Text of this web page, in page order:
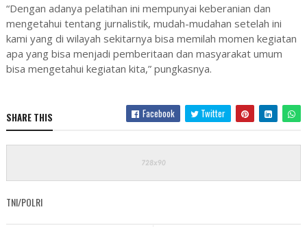
“Dengan adanya pelatihan ini mempunyai keberanian dan
mengetahui tentang jurnalistik, mudah-mudahan setelah ini
kami yang di wilayah sekitarnya bisa memilah momen kegiatan
apa yang bisa menjadi pemberitaan dan masyarakat umum
bisa mengetahui kegiatan kita,” pungkasnya.
SHARE THIS Facebook Twitter
TNI/POLRI